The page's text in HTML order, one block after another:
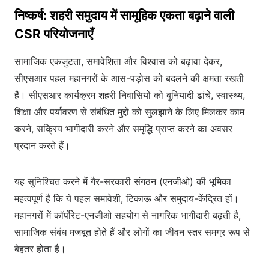
निष्कर्ष: शहरी समुदाय में सामूहिक एकता बढ़ाने वाली
CSR परियोजनाएँ
सामाजिक एकजुटता, समावेशिता और विश्वास को बढ़ावा देकर,
सीएसआर पहल महानगरों के आस-पड़ोस को बदलने की क्षमता रखती
हैं। सीएसआर कार्यक्रम शहरी निवासियों को बुनियादी ढांचे, स्वास्थ्य,
शिक्षा और पर्यावरण से संबंधित मुद्दों को सुलझाने के लिए मिलकर काम
करने, सक्रिय भागीदारी करने और समृद्धि प्राप्त करने का अवसर
प्रदान करते हैं।
यह सुनिश्चित करने में गैर-सरकारी संगठन (एनजीओ) की भूमिका
महत्वपूर्ण है कि ये पहल समावेशी, टिकाऊ और समुदाय-केंद्रित हों।
महानगरों में कॉर्पोरेट-एनजीओ सहयोग से नागरिक भागीदारी बढ़ती है,
सामाजिक संबंध मजबूत होते हैं और लोगों का जीवन स्तर समग्र रूप से
बेहतर होता है।